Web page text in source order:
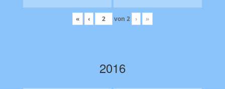
« ‹ von 2 › »
2016